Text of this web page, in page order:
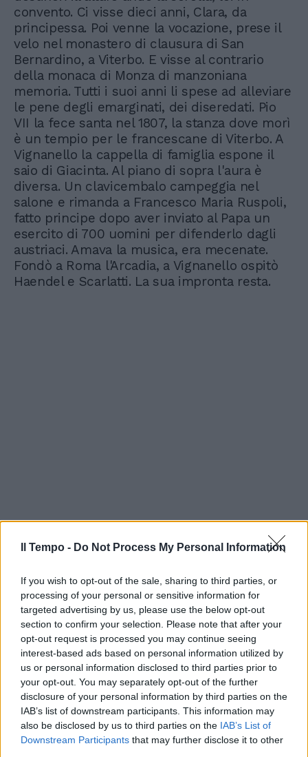
Il Tempo - Do Not Process My Personal Information
If you wish to opt-out of the sale, sharing to third parties, or
processing of your personal or sensitive information for
targeted advertising by us, please use the below opt-out
section to confirm your selection. Please note that after your
opt-out request is processed you may continue seeing
interest-based ads based on personal information utilized by
us or personal information disclosed to third parties prior to
your opt-out. You may separately opt-out of the further
disclosure of your personal information by third parties on the
IAB’s list of downstream participants. This information may
also be disclosed by us to third parties on the IAB’s List of
Downstream Participants that may further disclose it to other
convento. Ci visse dieci anni, Clara, da
principessa. Poi venne la vocazione, prese il
velo nel monastero di clausura di San
Bernardino, a Viterbo. E visse al contrario
della monaca di Monza di manzoniana
memoria. Tutti i suoi anni li spese ad alleviare
le pene degli emarginati, dei diseredati. Pio
VII la fece santa nel 1807, la stanza dove morì
è un tempio per le francescane di Viterbo. A
Vignanello la cappella di famiglia espone il
saio di Giacinta. Al piano di sopra l'aura è
diversa. Un clavicembalo campeggia nel
salone e rimanda a Francesco Maria Ruspoli,
fatto principe dopo aver inviato al Papa un
esercito di 700 uomini per difenderlo dagli
austriaci. Amava la musica, era mecenate.
Fondò a Roma l'Arcadia, a Vignanello ospitò
Haendel e Scarlatti. La sua impronta resta.
In evidenza